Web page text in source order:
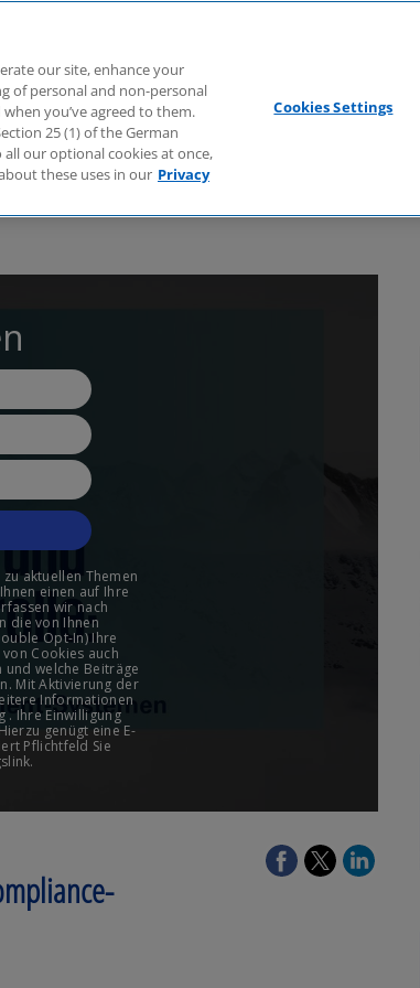
our site, enhance your
of personal and non-personal
you’ve agreed to them.
25 (1) of the German
all our optional cookies at once,
these uses in our Privacy
Cookies Settings